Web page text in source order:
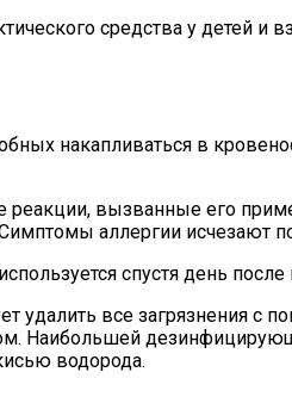
средства у детей
накапливаться в
вызванные его
аллергии исчезают
спустя день
удалить все загрязнения
Наибольшей
водорода.